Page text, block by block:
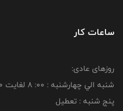
ساعات کار
روزهای عادی:
شنبه الي چهارشنبه : 00: 8 لغايت 16:00
پنج شنبه : تعطیل